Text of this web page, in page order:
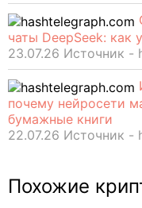
чаты DeepSeek: как
23.07.26 Источник -
почему нейросети
бумажные книги
22.07.26 Источник -
Похожие